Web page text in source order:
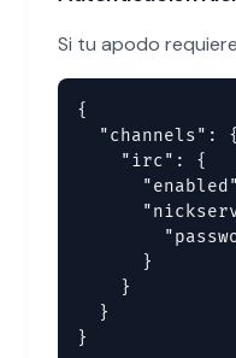
Si tu apodo
{
  "channels": {
    "irc": {
      }
    }
  }
}